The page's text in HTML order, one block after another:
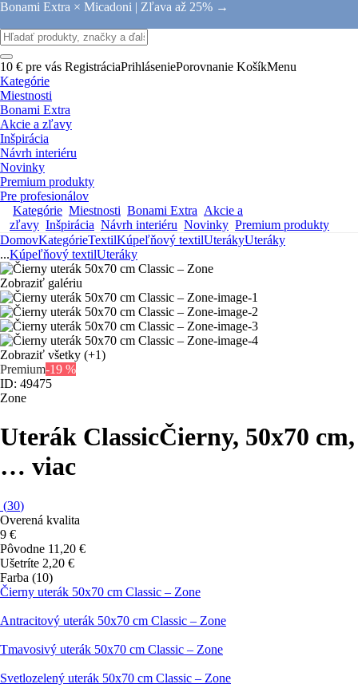
Bonami Extra × Micadoni | Zľava až 25% →
10 € pre vás RegistráciaPrihláseniePorovnanie KošíkMenu
Kategórie
Miestnosti
Bonami Extra
Akcie a zľavy
Inšpirácia
Návrh interiéru
Novinky
Premium produkty
Pre profesionálov
Kategórie Miestnosti Bonami Extra Akcie a
zľavy Inšpirácia Návrh interiéru Novinky Premium produkty
DomovKategórieTextilKúpeľňový textilUterákyUteráky
...Kúpeľňový textilUteráky
Zobraziť galériu
Zobraziť všetky (+1)
Premium-19 %
ID: 49475
Zone
Uterák ClassicČierny, 50x70 cm,
… viac
(30)
Overená kvalita
9 €
Pôvodne 11,20 €
Ušetríte 2,20 €
Farba (10)
Čierny uterák 50x70 cm Classic – Zone
Antracitový uterák 50x70 cm Classic – Zone
Tmavosivý uterák 50x70 cm Classic – Zone
Svetlozelený uterák 50x70 cm Classic – Zone